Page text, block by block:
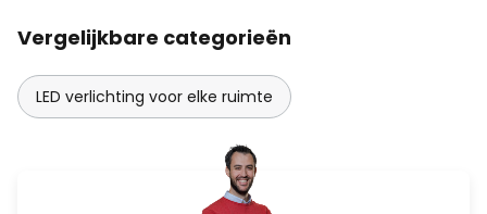
Vergelijkbare categorieën
LED verlichting voor elke ruimte